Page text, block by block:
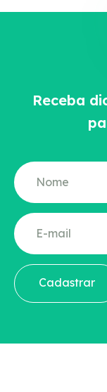
Receba
Cadastrar